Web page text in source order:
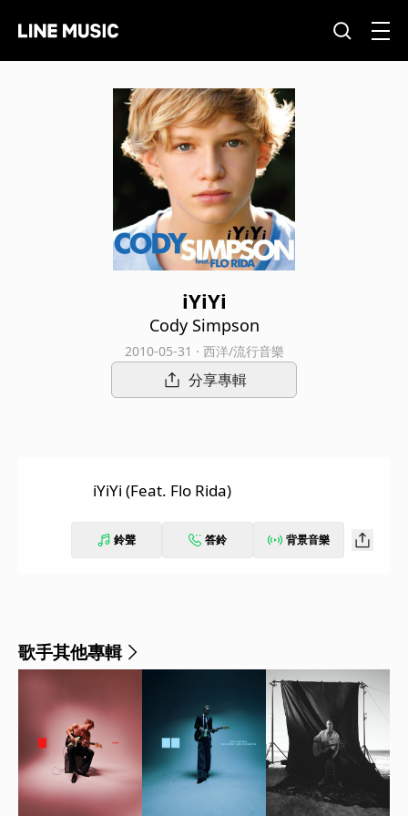
iYiYi
Cody Simpson
2010-05-31 · 西洋/流行音樂
分享專輯
iYiYi (Feat. Flo Rida)
鈴聲 答鈴 背景音樂
歌手其他專輯